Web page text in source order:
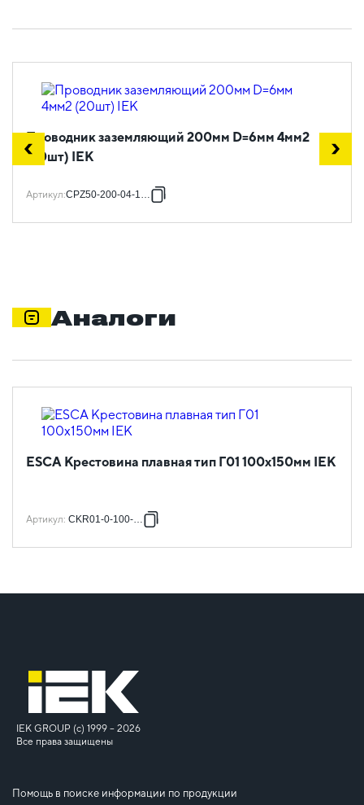
Проводник заземляющий 200мм D=6мм 4мм2
(20шт) IEK
Артикул:CPZ50-200-04-1-06
Аналоги
ESCA Крестовина плавная тип Г01 100х150мм IEK
Артикул: CKR01-0-100-150
IEK GROUP (c) 1999 – 2026
Все права защищены
Помощь в поиске информации по продукции